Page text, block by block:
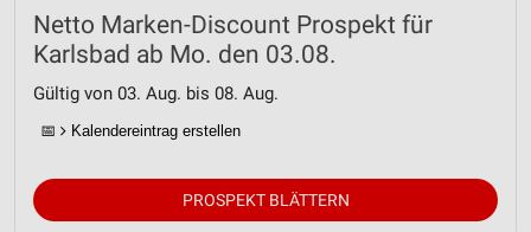
Netto Marken-Discount Prospekt für
Karlsbad ab Mo. den 03.08.
Gültig von 03. Aug. bis 08. Aug.
📅 Kalendereintrag erstellen
PROSPEKT BLÄTTERN